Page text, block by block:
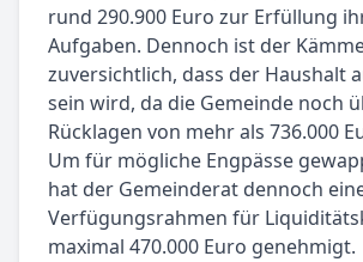
rund 290.900 Euro zur Erfüllung
Aufgaben. Dennoch ist der
zuversichtlich, dass der Haushalt
sein wird, da die Gemeinde noch
Rücklagen von mehr als 736.000
Um für mögliche Engpässe
hat der Gemeinderat dennoch
Verfügungsrahmen für
maximal 470.000 Euro genehmigt.